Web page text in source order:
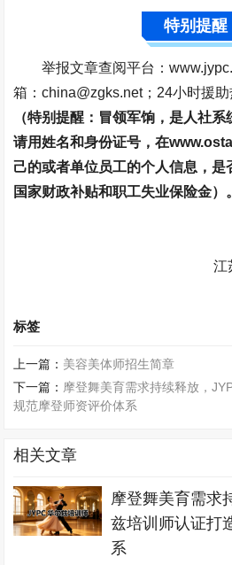
特别提醒
举报文章查阅平台：
箱：china@zgks.net；24小时援助
（特别提醒：冒领军饷，是人社系
请用姓名和身份证号，在
己的或者单位员工的个人信息，是
国家财政补贴和职工失业保险金）。
江
标签
上一篇： 美容美体师招生简章
下一篇： 摩登舞美育需求持续释放，
规范摩登师资评价体系
相关文章
摩登舞美育需求
兹培训师认证打
系